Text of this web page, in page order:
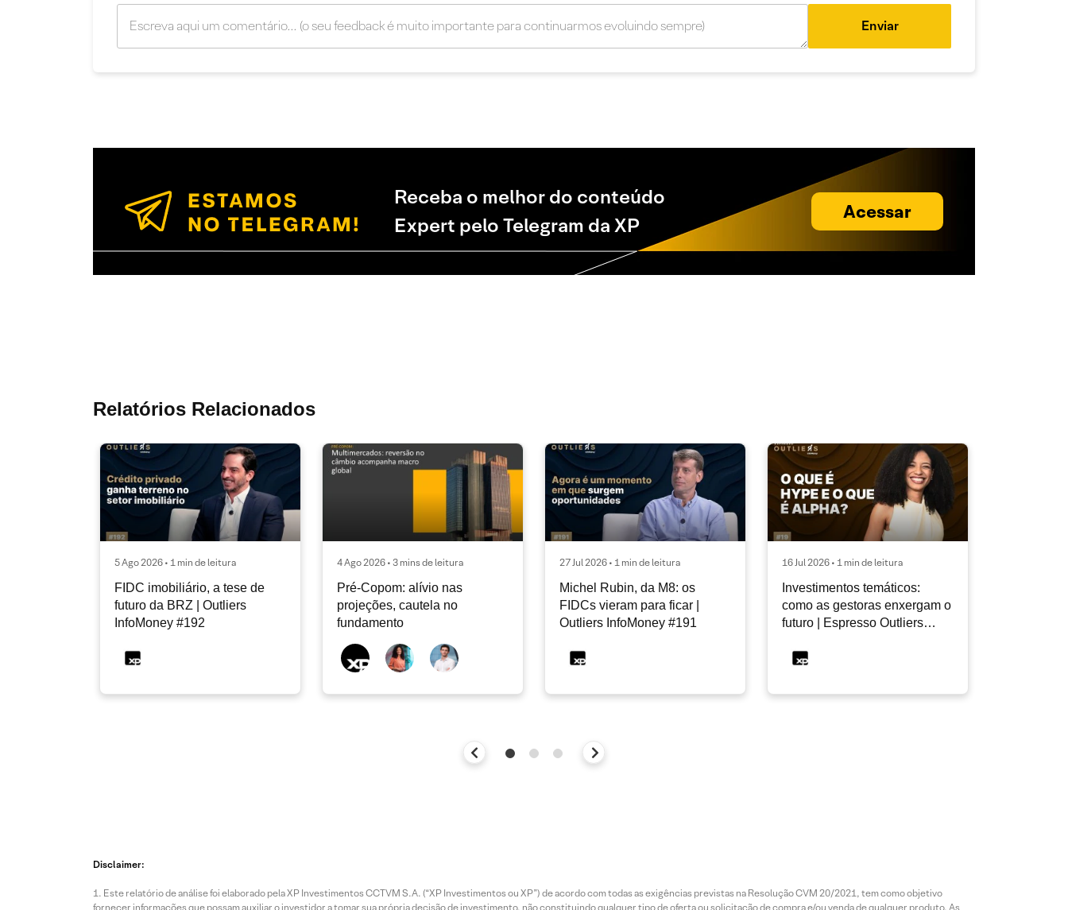
Enviar
Receba o melhor do conteúdo
Expert pelo Telegram da XP
Acessar
Relatórios Relacionados
5 Ago 2026 • 1 min de leitura
FIDC imobiliário, a tese de
futuro da BRZ | Outliers
InfoMoney #192
4 Ago 2026 • 3 mins de leitura
Pré-Copom: alívio nas
projeções, cautela no
fundamento
27 Jul 2026 • 1 min de leitura
Michel Rubin, da M8: os
FIDCs vieram para ficar |
Outliers InfoMoney #191
16 Jul 2026 • 1 min de leitura
Investimentos temáticos:
como as gestoras enxergam o
futuro | Espresso Outliers
Disclaimer:
Este relatório de análise foi elaborado pela XP Investimentos CCTVM S.A. (“XP Investimentos ou XP”) de acordo com todas as exigências previstas na Resolução CVM 20/2021, tem como objetivo
fornecer informações que possam auxiliar o investidor a tomar sua própria decisão de investimento, não constituindo qualquer tipo de oferta ou solicitação de compra e/ou venda de qualquer produto. As